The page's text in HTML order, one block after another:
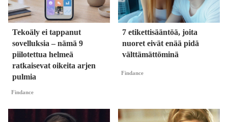
Tekoäly ei tappanut
sovelluksia – nämä 9
piilotettua helmeä
ratkaisevat oikeita arjen
pulmia
Findance
7 etikettisääntöä, joita
nuoret eivät enää pidä
välttämättöminä
Findance